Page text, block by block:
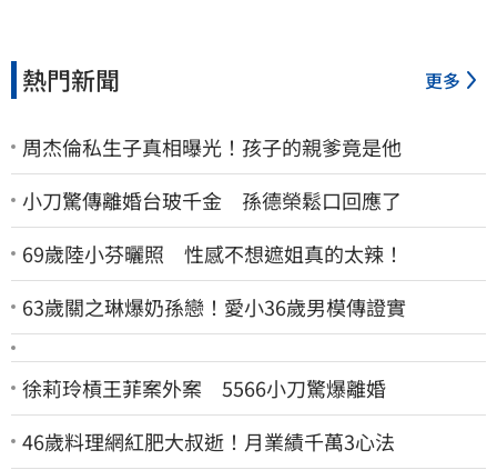
熱門新聞 更多
周杰倫私生子真相曝光！孩子的親爹竟是他
小刀驚傳離婚台玻千金 孫德榮鬆口回應了
69歲陸小芬曬照 性感不想遮姐真的太辣！
63歲關之琳爆奶孫戀！愛小36歲男模傳證實
徐莉玲槓王菲案外案 5566小刀驚爆離婚
46歲料理網紅肥大叔逝！月業績千萬3心法